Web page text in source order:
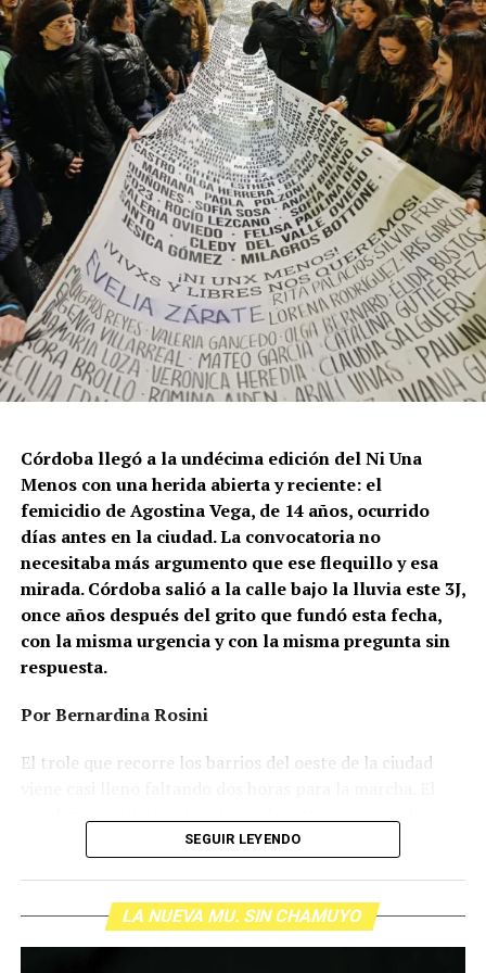
resisten otra avanzada sobre un territorio en disputa.
Por Francisco Pandolfi
Gonzalo Giles, pensador y
comunicador «disca»: Error en el
Ganar la vida: La historia de (no)
Su hijo Ciro tenía 120 veces más agrotóxicos que lo
donde se encontraron pesticidas hasta en el agua de red.
Bajo amenazas de muerte Sabrina inició una denuncia
Córdoba llegó a la undécima edición del Ni Una
Menos con una herida abierta y reciente: el
femicidio de Agostina Vega, de 14 años, ocurrido
días antes en la ciudad. La convocatoria no
necesitaba más argumento que ese flequillo y esa
mirada. Córdoba salió a la calle bajo la lluvia este 3J,
once años después del grito que fundó esta fecha,
con la misma urgencia y con la misma pregunta sin
respuesta.
Por Bernardina Rosini
El trole que recorre los barrios del oeste de la ciudad
Agostina Vega, 14 años. Era fácil intuir que será una
atiende a su gente. Los que ocupan los sillones más
mullidos de las oficinas del poder local sobrevuelan las
SEGUIR LEYENDO
LA NUEVA MU. SIN CHAMUYO